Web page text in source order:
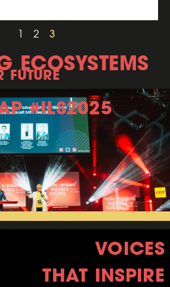
1 2 3
ECOSYSTEMS
FUTURE
#ILS2025
VOICES
THAT INSPIRE